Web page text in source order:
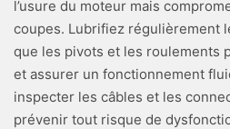
l’usure du moteur mais
coupes. Lubrifiez régulièrement
que les pivots et les roulements
et assurer un fonctionnement
inspecter les câbles et les
prévenir tout risque de